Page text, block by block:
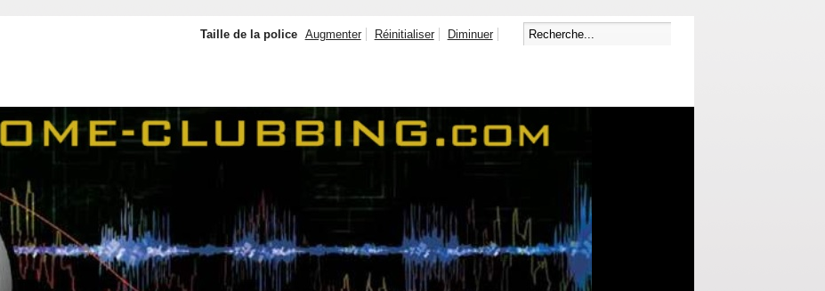
Taille de la police Augmenter Réinitialiser Diminuer